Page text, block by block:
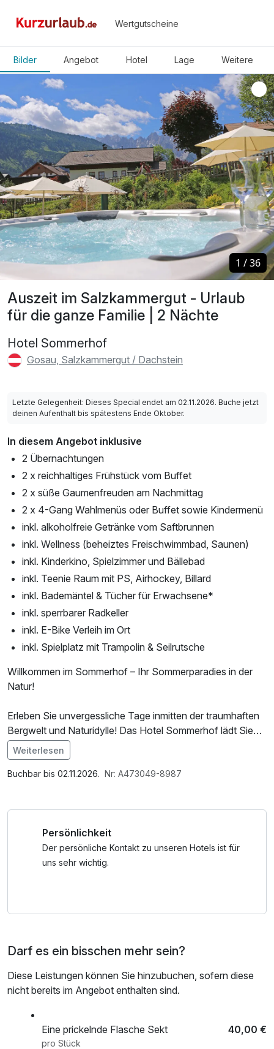
Wertgutscheine
Bilder Angebot Hotel Lage Weitere
Auszeit im Salzkammergut - Urlaub
für die ganze Familie | 2 Nächte
Hotel Sommerhof
Gosau, Salzkammergut / Dachstein
1 /36
1 /36
Letzte Gelegenheit: Dieses Special endet am 02.11.2026. Buche jetzt
deinen Aufenthalt bis spätestens Ende Oktober.
In diesem Angebot inklusive
2 Übernachtungen
2 x reichhaltiges Frühstück vom Buffet
2 x süße Gaumenfreuden am Nachmittag
2 x 4-Gang Wahlmenüs oder Buffet sowie Kindermenü
inkl. alkoholfreie Getränke vom Saftbrunnen
inkl. Wellness (beheiztes Freischwimmbad, Saunen)
inkl. Kinderkino, Spielzimmer und Bällebad
inkl. Teenie Raum mit PS, Airhockey, Billard
inkl. Bademäntel & Tücher für Erwachsene*
inkl. sperrbarer Radkeller
inkl. E-Bike Verleih im Ort
inkl. Spielplatz mit Trampolin & Seilrutsche
Willkommen im Sommerhof – Ihr Sommerparadies in der
Natur!
Erleben Sie unvergessliche Tage inmitten der traumhaften
Bergwelt und Naturidylle! Das Hotel Sommerhof lädt Sie
ein, die Schönheit des Sommers in vollen Zügen zu
genießen. Entdecken Sie die kristallklaren Seen der Region,
erkunden Sie das malerische Hallstatt und begeben Sie
Nach einem aktiven Tag in der Natur entspannen Sie in
unserem beheizten Außenpool mit herrlichem
Panoramablick. Lassen Sie die Seele baumeln und tanken
wartet auf Sie!
Im Angebot enthalten
Saunabenutzung, Saunatuch, Leihbademantel, Parkplatz,
Weiterlesen
Buchbar bis 02.11.2026. Nr: A473049-8987
Persönlichkeit
Der persönliche Kontakt zu unseren Hotels ist für
uns sehr wichtig.
Darf es ein bisschen mehr sein?
Diese Leistungen können Sie hinzubuchen, sofern diese
nicht bereits im Angebot enthalten sind.
Eine prickelnde Flasche Sekt 40,00 €
pro Stück